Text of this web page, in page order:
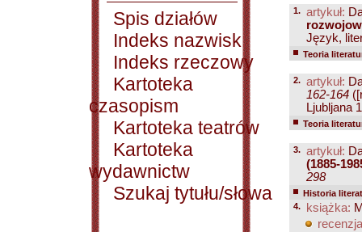
Spis działów
Indeks nazwisk
Indeks rzeczowy
Kartoteka
czasopism
Kartoteka teatrów
Kartoteka
wydawnictw
Szukaj tytułu/słowa
1. artykuł:
Język,
Teoria
2. artykuł:
162-164
Ljubljana
Teoria
3. artykuł:
(1885-
298
Historia
4.
książka: